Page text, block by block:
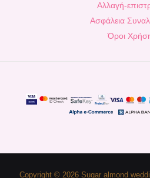
Αλλαγή-
Ασφάλεια
Όροι
Copyright © 2026 Sugar almond